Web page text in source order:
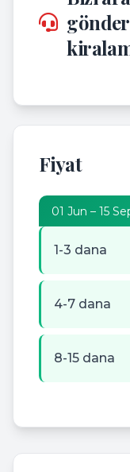
Fiyat
01 Jun – 15
1-3 dana
4-7 dana
8-15 dana